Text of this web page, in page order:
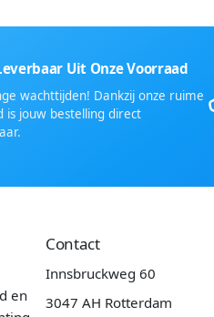
Uit Onze Voorraad
wachttijden! Dankzij onze ruime
is jouw bestelling direct
en
Contact
Innsbruckweg 60
3047 AH Rotterdam